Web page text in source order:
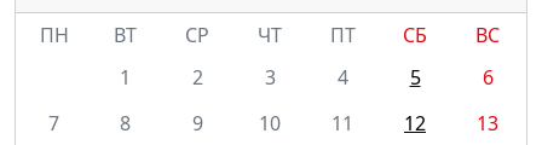
ПН
ВТ СР ЧТ ПТ СБ
ВС
1
2 3 4 5
6
7
8 9 10 11 12
13